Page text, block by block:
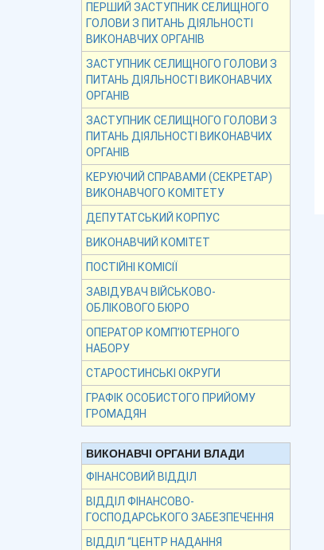
ПЕРШИЙ ЗАСТУПНИК СЕЛИЩНОГО
ГОЛОВИ З ПИТАНЬ ДІЯЛЬНОСТІ
ВИКОНАВЧИХ ОРГАНІВ
ЗАСТУПНИК СЕЛИЩНОГО ГОЛОВИ З
ПИТАНЬ ДІЯЛЬНОСТІ ВИКОНАВЧИХ
ОРГАНІВ
ЗАСТУПНИК СЕЛИЩНОГО ГОЛОВИ З
ПИТАНЬ ДІЯЛЬНОСТІ ВИКОНАВЧИХ
ОРГАНІВ
КЕРУЮЧИЙ СПРАВАМИ (СЕКРЕТАР)
ВИКОНАВЧОГО КОМІТЕТУ
ДЕПУТАТСЬКИЙ КОРПУС
ВИКОНАВЧИЙ КОМІТЕТ
ПОСТІЙНІ КОМІСІЇ
ЗАВІДУВАЧ ВІЙСЬКОВО-
ОБЛІКОВОГО БЮРО
ОПЕРАТОР КОМП’ЮТЕРНОГО
НАБОРУ
СТАРОСТИНСЬКІ ОКРУГИ
ГРАФІК ОСОБИСТОГО ПРИЙОМУ
ГРОМАДЯН
ВИКОНАВЧІ ОРГАНИ ВЛАДИ
ФІНАНСОВИЙ ВІДДІЛ
ВІДДІЛ ФІНАНСОВО-
ГОСПОДАРСЬКОГО ЗАБЕЗПЕЧЕННЯ
ВІДДІЛ “ЦЕНТР НАДАННЯ